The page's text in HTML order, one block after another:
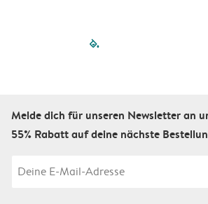
filled-
Melde dich für unseren Newsletter an
55% Rabatt auf deine nächste